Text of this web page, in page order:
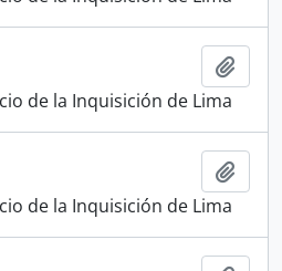
de la Inquisición de Lima
de la Inquisición de Lima